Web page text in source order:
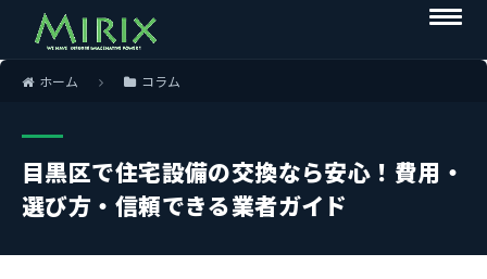
ホーム コラム
目黒区で住宅設備の交換なら安心！費用・
選び方・信頼できる業者ガイド